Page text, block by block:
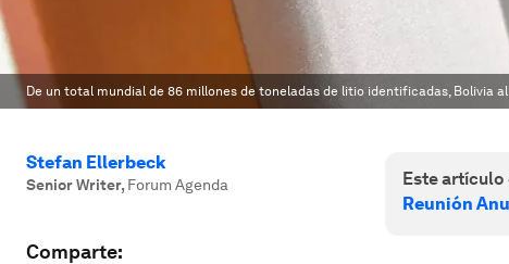
De un total mundial de 86 millones de toneladas de litio identificadas, Bolivia
Stefan Ellerbeck
Senior Writer, Forum Agenda
Comparte:
Este artículo
Reunión